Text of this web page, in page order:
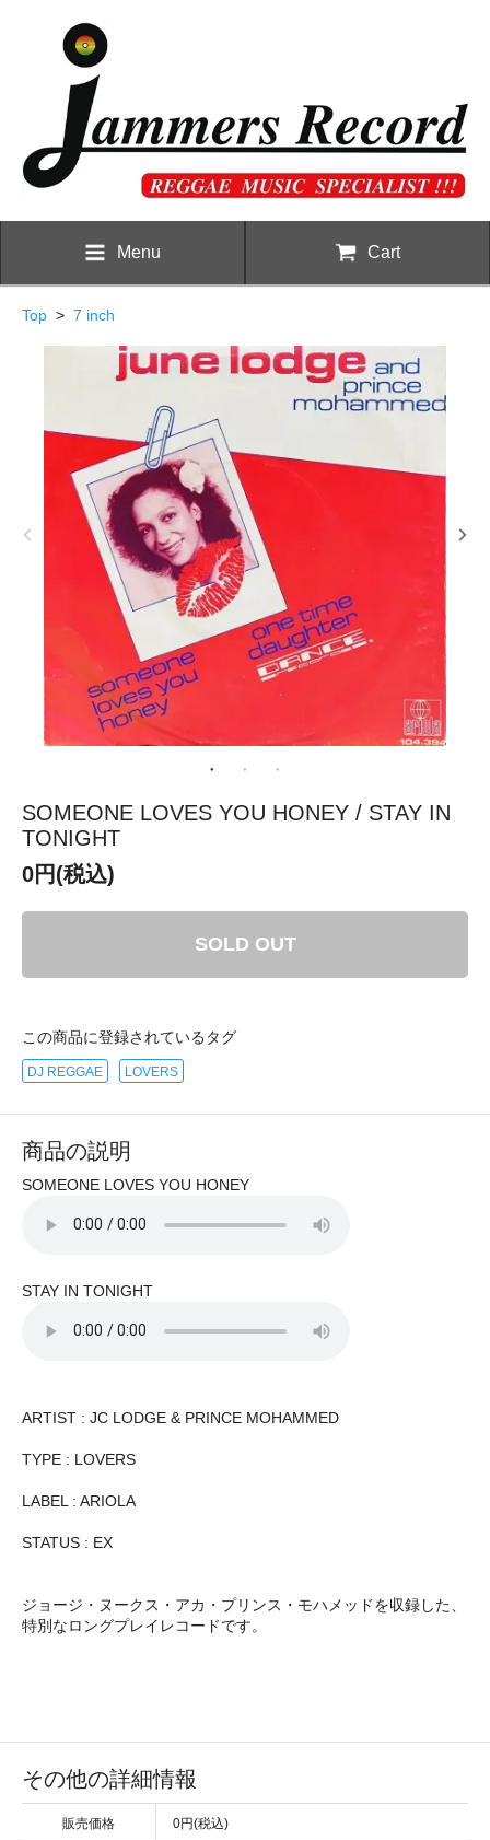
Menu Cart
Top > 7 inch
SOMEONE LOVES YOU HONEY / STAY IN
TONIGHT
0円(税込)
SOLD OUT
この商品に登録されているタグ
DJ REGGAE LOVERS
商品の説明
SOMEONE LOVES YOU HONEY
STAY IN TONIGHT
ARTIST : JC LODGE & PRINCE MOHAMMED
TYPE : LOVERS
LABEL : ARIOLA
STATUS : EX
ジョージ・ヌークス・アカ・プリンス・モハメッドを収録した、
特別なロングプレイレコードです。
その他の詳細情報
販売価格 0円(税込)